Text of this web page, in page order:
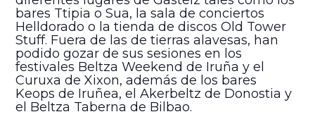
bares Ttipia o Sua, la sala de conciertos
Helldorado o la tienda de discos Old Tower
Stuff. Fuera de las de tierras alavesas, han
podido gozar de sus sesiones en los
festivales Beltza Weekend de Iruña y el
Curuxa de Xixon, además de los bares
Keops de Iruñea, el Akerbeltz de Donostia y
el Beltza Taberna de Bilbao.